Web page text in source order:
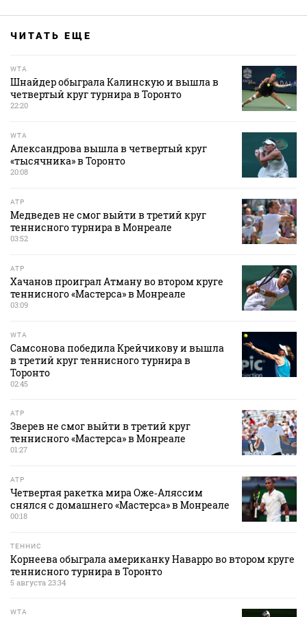
ЧИТАТЬ ЕЩЕ
WTA
Шнайдер обыграла Калинскую и вышла в
четвертый круг турнира в Торонто
22:20
WTA
Александрова вышла в четвертый круг
«тысячника» в Торонто
20:08
ATP
Медведев не смог выйти в третий круг
теннисного турнира в Монреале
03:52
ATP
Хачанов проиграл Атману во втором круге
теннисного «Мастерса» в Монреале
03:09
WTA
Самсонова победила Крейчикову и вышла
в третий круг теннисного турнира в
Торонто
02:45
ATP
Зверев не смог выйти в третий круг
теннисного «Мастерса» в Монреале
01:27
ATP
Четвертая ракетка мира Оже‑Аляссим
снялся с домашнего «Мастерса» в Монреале
00:18
ТЕННИС
Корнеева обыграла американку Наварро во втором круге
теннисного турнира в Торонто
5 августа 23:34
WTA